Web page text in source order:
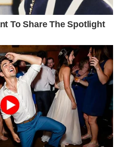
To Share The Spotlight